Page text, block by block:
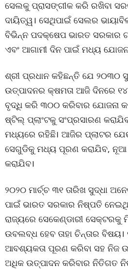
ସେଲକୁ ପ୍ରାସଙ୍ଗୀକ କରି ରଖିବା
ଦାୟିତ୍ୱ। ସେଥିପାଇଁ ସେଲର
ବିଭିନ୍ନ ପଦକ୍ଷେପ ଭାରତ ସରକାର
ଏବଂ ଆଗାମୀ ଦିନ ପାଇଁ ମଧ୍ୟ
ଶ୍ରୀ ପ୍ରଧାନ କହିଛନ୍ତି ଯେ ୨୦୩୦
ଉତ୍ପାଦନର କ୍ଷମତା ଆଜି ଦିନରେ
ବୃଦ୍ଧି କରି ୩୦୦ କରିବାର ଯୋଜନା
ଷ୍ଟିଲ୍ ପ୍ଲାଂଟକୁ ସଂପ୍ରସାରଣ
ମଧ୍ୟରେ ରହିଛି। ଆଜିର ପ୍ଲାଟର
ସେଗୁଡିକୁ ମଧ୍ୟ ପୂରଣ କରାଯିବ, ନୂଆ
କରାଯିବ।
୨୦୨୦ ମାର୍ଚ୍ଚ ୩୧ ତାରିଖ ସୁଦ୍ଧା
ପାଇଁ ଭାରତ ସରକାର ନିଷ୍ପତି
ରାଜ୍ୟରେ ସେକେଣ୍ଡାରୀ ସେକ୍ଟରକୁ
ଉବଲବ୍ଧ ହେବ ତାହା ଚିନ୍ତାର
ଆବଶ୍ୟକତା ପୂରଣ କରିବା ସହ ନିଜ
ଅଧିକ ଉତ୍ପାଦନ କରିବାର ନିତିଗତ